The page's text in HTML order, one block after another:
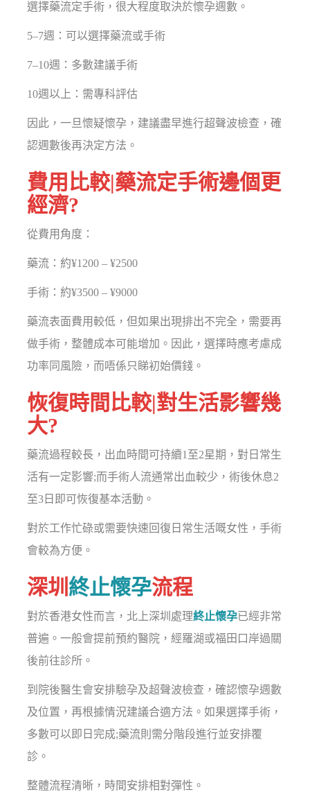
選擇藥流定手術，很大程度取決於懷孕週數。
5–7週：可以選擇藥流或手術
7–10週：多數建議手術
10週以上：需專科評估
因此，一旦懷疑懷孕，建議盡早進行超聲波檢查，確
認週數後再決定方法。
費用比較|藥流定手術邊個更
經濟?
從費用角度：
藥流：約¥1200 – ¥2500
手術：約¥3500 – ¥9000
藥流表面費用較低，但如果出現排出不完全，需要再
做手術，整體成本可能增加。因此，選擇時應考慮成
功率同風險，而唔係只睇初始價錢。
恢復時間比較|對生活影響幾
大?
藥流過程較長，出血時間可持續1至2星期，對日常生
活有一定影響;而手術人流通常出血較少，術後休息2
至3日即可恢復基本活動。
對於工作忙碌或需要快速回復日常生活嘅女性，手術
會較為方便。
深圳 終止懷孕流程
對於香港女性而言，北上深圳處理終止懷孕已經非常
普遍。一般會提前預約醫院，經羅湖或福田口岸過關
後前往診所。
到院後醫生會安排驗孕及超聲波檢查，確認懷孕週數
及位置，再根據情況建議合適方法。如果選擇手術，
多數可以即日完成;藥流則需分階段進行並安排覆
診。
整體流程清晰，時間安排相對彈性。